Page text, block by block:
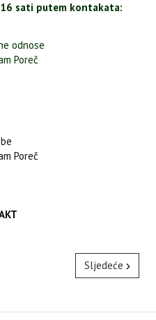
sati putem kontakata:
odnose
Poreč
Poreč
Sljedeće